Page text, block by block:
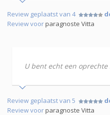
Review geplaatst van 4
Review voorparagnoste Vitta
U bent echt een oprechte
Review geplaatst van 5
Review voorparagnoste Vitta